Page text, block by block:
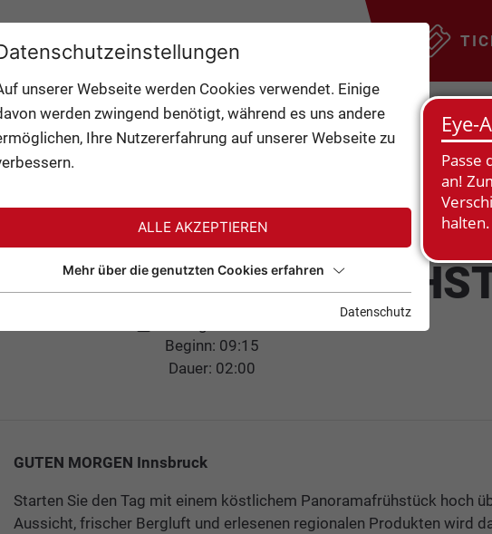
TAL:21°
BERG:10°
ANLAGEN
1 / 3
Beginn: 09:15
Dauer: 02:00
GUTEN MORGEN Innsbruck
Starten Sie den Tag mit einem köstlichem Panoramafrühstück hoch
Aussicht, frischer Bergluft und erlesenen regionalen Produkten wird
unserer Webseite werden Cookies verwendet. Einige
werden zwingend benötigt, während es uns andere
Ihre Nutzererfahrung auf unserer Webseite zu
ALLE AKZEPTIEREN
Mehr über die genutzten Cookies erfahren
Datenschutz